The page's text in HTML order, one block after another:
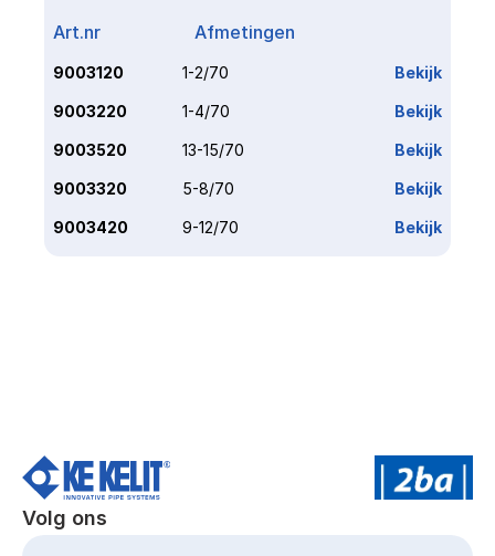
Art.nr Afmetingen
9003120 1-2/70 Bekijk
9003220 1-4/70 Bekijk
9003520 13-15/70 Bekijk
9003320 5-8/70 Bekijk
9003420 9-12/70 Bekijk
Volg ons